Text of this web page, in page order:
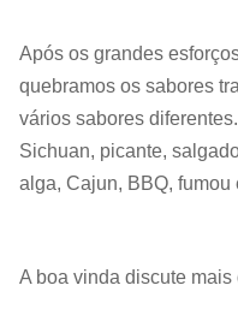
Após os grandes
quebramos os sabores
vários sabores
Sichuan, picante,
alga, Cajun, BBQ, fumou
A boa vinda discute